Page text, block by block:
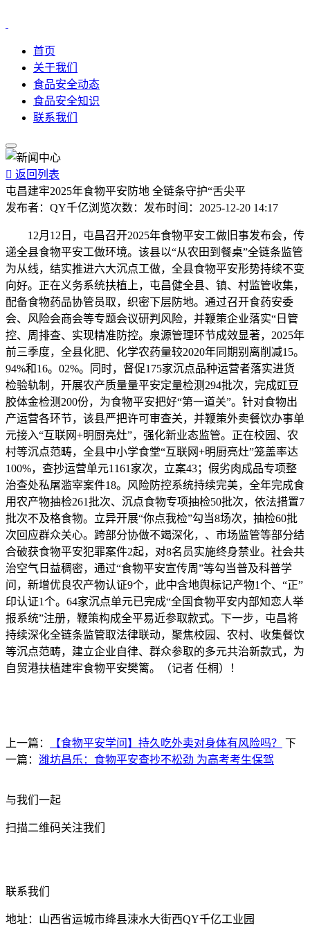
首页
关于我们
食品安全动态
食品安全知识
联系我们
 返回列表
屯昌建牢2025年食物平安防地 全链条守护“舌尖平
发布者： QY千亿浏览次数： 发布时间： 2025-12-20 14:17
12月12日，屯昌召开2025年食物平安工做旧事发布会，传
递全县食物平安工做环境。该县以“从农田到餐桌”全链条监管
为从线，结实推进六大沉点工做，全县食物平安形势持续不变
向好。正在义务系统扶植上，屯昌健全县、镇、村监管收集，
配备食物药品协管员取，织密下层防地。通过召开食药安委
会、风险会商会等专题会议研判风险，并鞭策企业落实“日管
控、周排查、实现精准防控。泉源管理环节成效显著，2025年
前三季度，全县化肥、化学农药量较2020年同期别离削减15。
94%和16。02%。同时，督促175家沉点品种运营者落实进货
检验轨制，开展农产质量量平安定量检测294批次，完成豇豆
胶体金检测200份，为食物平安把好“第一道关”。针对食物出
产运营各环节，该县严把许可审查关，并鞭策外卖餐饮办事单
元接入“互联网+明厨亮灶”，强化新业态监管。正在校园、农
村等沉点范畴，全县中小学食堂“互联网+明厨亮灶”笼盖率达
100%，查抄运营单元1161家次，立案43；假劣肉成品专项整
治查处私屠滥宰案件18。风险防控系统持续完美，全年完成食
用农产物抽检261批次、沉点食物专项抽检50批次，依法措置7
批次不及格食物。立异开展“你点我检”勾当8场次，抽检60批
次回应群众关心。跨部分协做不竭深化，、市场监管等部分结
合破获食物平安犯罪案件2起，对8名员实施终身禁业。社会共
治空气日益稠密，通过“食物平安宣传周”等勾当普及科普学
问，新增优良农产物认证9个，此中含地舆标记产物1个、“正”
印认证1个。64家沉点单元已完成“全国食物平安内部知恋人举
报系统”注册，鞭策构成全平易近参取款式。下一步，屯昌将
持续深化全链条监管取法律联动，聚焦校园、农村、收集餐饮
等沉点范畴，建立企业自律、群众参取的多元共治新款式，为
自贸港扶植建牢食物平安樊篱。（记者 任桐）！
上一篇： 【食物平安学问】持久吃外卖对身体有风险吗？
下
一篇： 潍坊昌乐：食物平安查抄不松劲 为高考考生保驾
与我们一起
扫描二维码关注我们
联系我们
地址：山西省运城市绛县涑水大街西QY千亿工业园